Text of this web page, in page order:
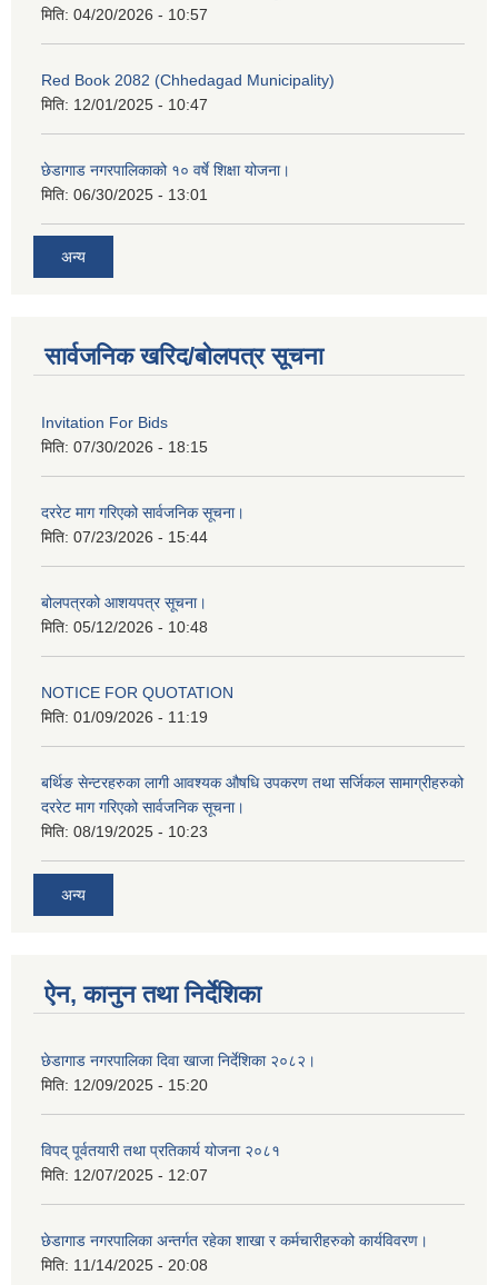
मिति: 04/20/2026 - 10:57
Red Book 2082 (Chhedagad Municipality)
मिति: 12/01/2025 - 10:47
छेडागाड नगरपालिकाको १० वर्षे शिक्षा योजना।
मिति: 06/30/2025 - 13:01
अन्य
सार्वजनिक खरिद/बोलपत्र सूचना
Invitation For Bids
मिति: 07/30/2026 - 18:15
दररेट माग गरिएको सार्वजनिक सूचना।
मिति: 07/23/2026 - 15:44
बोलपत्रको आशयपत्र सूचना।
मिति: 05/12/2026 - 10:48
NOTICE FOR QUOTATION
मिति: 01/09/2026 - 11:19
बर्थिङ सेन्टरहरुका लागी आवश्यक औषधि उपकरण तथा सर्जिकल सामाग्रीहरुको
दररेट माग गरिएको सार्वजनिक सूचना।
मिति: 08/19/2025 - 10:23
अन्य
ऐन, कानुन तथा निर्देशिका
छेडागाड नगरपालिका दिवा खाजा निर्देशिका २०८२।
मिति: 12/09/2025 - 15:20
विपद् पूर्वतयारी तथा प्रतिकार्य योजना २०८१
मिति: 12/07/2025 - 12:07
छेडागाड नगरपालिका अन्तर्गत रहेका शाखा र कर्मचारीहरुको कार्यविवरण।
मिति: 11/14/2025 - 20:08